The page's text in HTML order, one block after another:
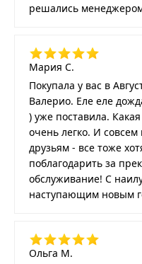
решались
Мария С.
Покупала у вас в
Валерио. Еле еле
) уже поставила.
очень легко. И
друзьям - все тоже
поблагодарить за
обслуживание! С
наступающим новым
Ольга М.